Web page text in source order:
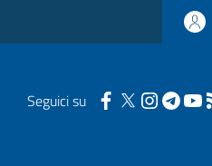
Seguici su